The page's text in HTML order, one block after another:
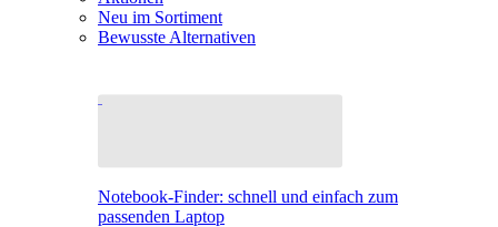
Neu im Sortiment
Bewusste Alternativen
Notebook-Finder: schnell und einfach zum
passenden Laptop